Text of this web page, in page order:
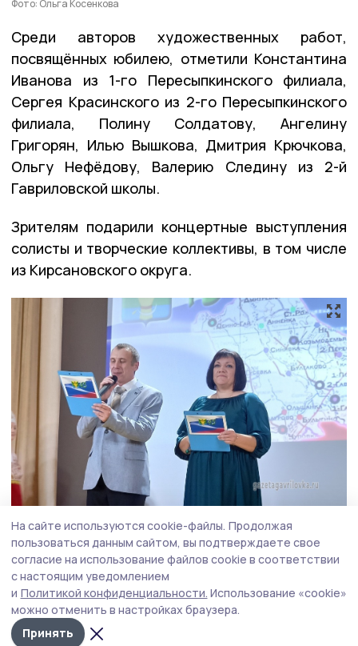
Фото: Ольга Косенкова
Среди авторов художественных работ,
посвящённых юбилею, отметили Константина
Иванова из 1-го Пересыпкинского филиала,
Сергея Красинского из 2-го Пересыпкинского
филиала, Полину Солдатову, Ангелину
Григорян, Илью Вышкова, Дмитрия Крючкова,
Ольгу Нефёдову, Валерию Следину из 2-й
Гавриловской школы.
Зрителям подарили концертные выступления
солисты и творческие коллективы, в том числе
из Кирсановского округа.
Фото: Ольга Косенкова
Чтобы надолго сохранить воспоминания о
празднике, в фойе Дома культуры сотрудники
краеведческого музея совместно с отделом
На сайте используются cookie-файлы. Продолжая
пользоваться данным сайтом, вы подтверждаете свое
согласие на использование файлов cookie в соответствии
с настоящим уведомлением
и Политикой конфиденциальности. Использование «cookie»
можно отменить в настройках браузера.
Принять